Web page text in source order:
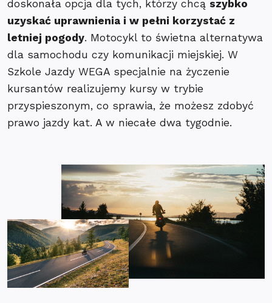
doskonała opcja dla tych, którzy chcą szybko
uzyskać uprawnienia i w pełni korzystać z
letniej pogody. Motocykl to świetna alternatywa
dla samochodu czy komunikacji miejskiej. W
Szkole Jazdy WEGA specjalnie na życzenie
kursantów realizujemy kursy w trybie
przyspieszonym, co sprawia, że możesz zdobyć
prawo jazdy kat. A w niecałe dwa tygodnie.